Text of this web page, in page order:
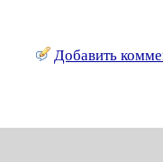
Добавить